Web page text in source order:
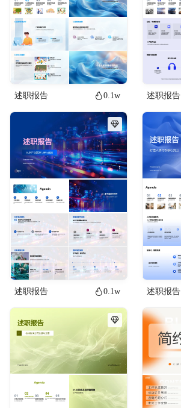
述职报告 0.1w 述职报告
述职报告 0.1w 述职报告